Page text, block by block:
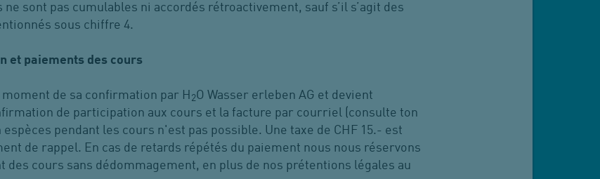
sont pas cumulables ni accordés rétroactivement, sauf s’il s’agit des
sous chiffre 4.
et paiements des cours
de sa confirmation par H 2O Wasser erleben AG et devient
de participation aux cours et la facture par courriel (consulte ton
pendant les cours n'est pas possible. Une taxe de CHF 15.- est
de rappel. En cas de retards répétés du paiement nous nous réservons
des cours sans dédommagement, en plus de nos prétentions légales au